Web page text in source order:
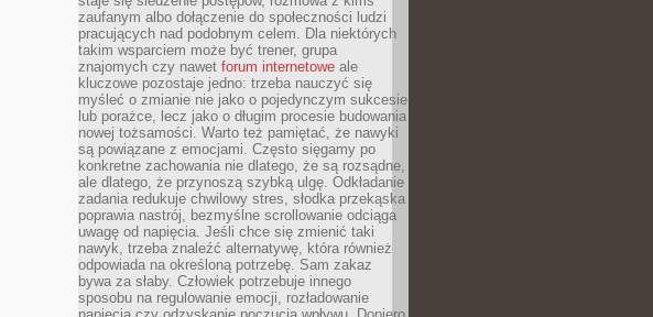
zaufanym albo dołączenie do społeczności ludzi
pracujących nad podobnym celem. Dla niektórych
takim wsparciem może być trener, grupa
znajomych czy nawet forum internetowe ale
kluczowe pozostaje jedno: trzeba nauczyć się
myśleć o zmianie nie jako o pojedynczym sukcesie
lub porażce, lecz jako o długim procesie budowania
nowej tożsamości. Warto też pamiętać, że nawyki
są powiązane z emocjami. Często sięgamy po
konkretne zachowania nie dlatego, że są rozsądne,
ale dlatego, że przynoszą szybką ulgę. Odkładanie
zadania redukuje chwilowy stres, słodka przekąska
poprawia nastrój, bezmyślne scrollowanie odciąga
uwagę od napięcia. Jeśli chce się zmienić taki
nawyk, trzeba znaleźć alternatywę, która również
odpowiada na określoną potrzebę. Sam zakaz
bywa za słaby. Człowiek potrzebuje innego
sposobu na regulowanie emocji, rozładowanie